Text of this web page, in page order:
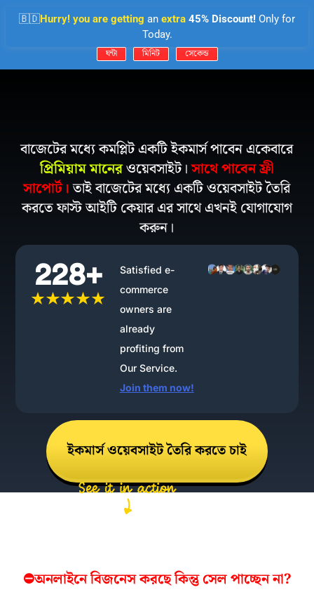
🇧🇩Hurry! you are getting an extra 45% Discount! Only for
Today.
ঘন্টা মিনিট সেকেন্ড
বাজেটের মধ্যে কমপ্লিট একটি ইকমার্স পাবেন একেবারে
প্রিমিয়াম মানেরওয়েবসাইট।সাথে পাবেন ফ্রী
সাপোর্ট।তাই বাজেটের মধ্যে একটি ওয়েবসাইট তৈরি
করতে ফাস্ট আইটি কেয়ার এর সাথে এখনই যোগাযোগ
করুন।
228+
Satisfied e-
commerce
owners are
already
profiting from
Our Service.
Join them now!
ইকমার্স ওয়েবসাইট তৈরি করতে চাই
⛔অনলাইনে বিজনেস করছে কিন্তু সেল পাচ্ছেন না?